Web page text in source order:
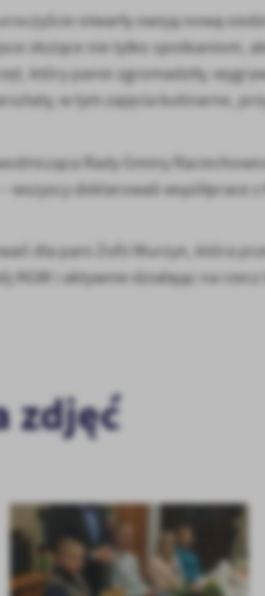
prywatność. Możesz zmienić ustawienia
momencie możesz dokonać zmiany
otwarły swoją nową
służące nie tylko spotkaniom,
który panie zgromadziły,
w tym zajęcia kulinarne,
Rady Gminy
deklarowali współprace
dla pani Zofii Murzyn, która
i aktywnie działając na rzecz
zdjęć